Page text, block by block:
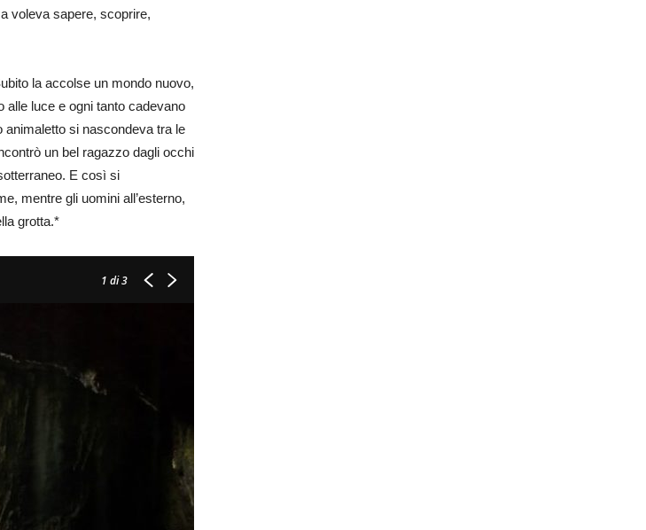
voleva sapere, scoprire,
la accolse un mondo nuovo,
alle luce e ogni tanto cadevano
animaletto si nascondeva tra le
un bel ragazzo dagli occhi
E così si
mentre gli uomini all’esterno,
grotta.*
1 di 3